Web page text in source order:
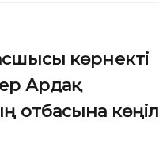
көрнекті
Ардақ
отбасына көңіл